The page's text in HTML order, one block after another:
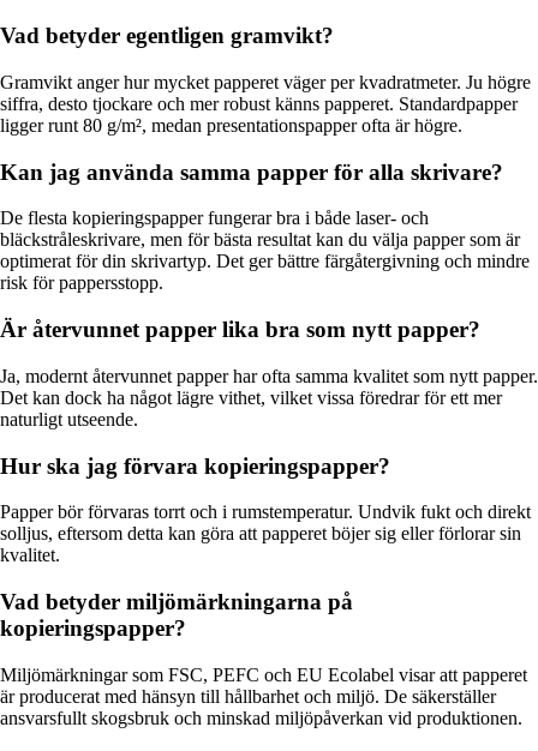
Vad betyder egentligen gramvikt?
Gramvikt anger hur mycket papperet väger per kvadratmeter. Ju högre
siffra, desto tjockare och mer robust känns papperet. Standardpapper
ligger runt 80 g/m², medan presentationspapper ofta är högre.
Kan jag använda samma papper för alla skrivare?
De flesta kopieringspapper fungerar bra i både laser- och
bläckstråleskrivare, men för bästa resultat kan du välja papper som är
optimerat för din skrivartyp. Det ger bättre färgåtergivning och mindre
risk för pappersstopp.
Är återvunnet papper lika bra som nytt papper?
Ja, modernt återvunnet papper har ofta samma kvalitet som nytt papper.
Det kan dock ha något lägre vithet, vilket vissa föredrar för ett mer
naturligt utseende.
Hur ska jag förvara kopieringspapper?
Papper bör förvaras torrt och i rumstemperatur. Undvik fukt och direkt
solljus, eftersom detta kan göra att papperet böjer sig eller förlorar sin
kvalitet.
Vad betyder miljömärkningarna på
kopieringspapper?
Miljömärkningar som FSC, PEFC och EU Ecolabel visar att papperet
är producerat med hänsyn till hållbarhet och miljö. De säkerställer
ansvarsfullt skogsbruk och minskad miljöpåverkan vid produktionen.